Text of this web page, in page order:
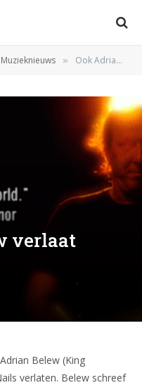
Muzieknieuws » Ook Adrian Belew verlaat Nine Inch Nails
verlaat
Belew (King
verlaten. Belew schreef